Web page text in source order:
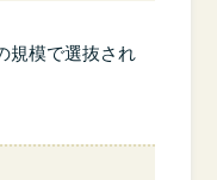
規模で選抜され